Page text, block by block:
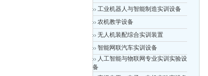
工业机器人与智能制造实训设备
农机教学设备
无人机装配综合实训装置
智能网联汽车实训设备
人工智能与物联网专业实训实验设
备